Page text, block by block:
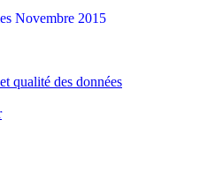
Novembre 2015
qualité des données